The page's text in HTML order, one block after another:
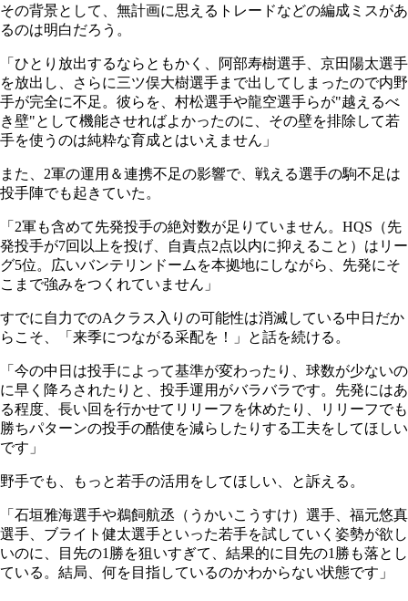
その背景として、無計画に思えるトレードなどの編成ミスがあ
るのは明白だろう。
「ひとり放出するならともかく、阿部寿樹選手、京田陽太選手
を放出し、さらに三ツ俣大樹選手まで出してしまったので内野
手が完全に不足。彼らを、村松選手や龍空選手らが"越えるべ
き壁"として機能させればよかったのに、その壁を排除して若
手を使うのは純粋な育成とはいえません」
また、2軍の運用＆連携不足の影響で、戦える選手の駒不足は
投手陣でも起きていた。
「2軍も含めて先発投手の絶対数が足りていません。HQS（先
発投手が7回以上を投げ、自責点2点以内に抑えること）はリー
グ5位。広いバンテリンドームを本拠地にしながら、先発にそ
こまで強みをつくれていません」
すでに自力でのAクラス入りの可能性は消滅している中日だか
らこそ、「来季につながる采配を！」と話を続ける。
「今の中日は投手によって基準が変わったり、球数が少ないの
に早く降ろされたりと、投手運用がバラバラです。先発にはあ
る程度、長い回を行かせてリリーフを休めたり、リリーフでも
勝ちパターンの投手の酷使を減らしたりする工夫をしてほしい
です」
野手でも、もっと若手の活用をしてほしい、と訴える。
「石垣雅海選手や鵜飼航丞（うかいこうすけ）選手、福元悠真
選手、ブライト健太選手といった若手を試していく姿勢が欲し
いのに、目先の1勝を狙いすぎて、結果的に目先の1勝も落とし
ている。結局、何を目指しているのかわからない状態です」